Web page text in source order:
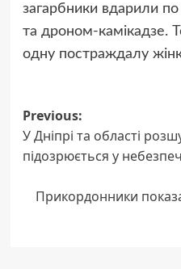
загарбники вдарили
та дроном-камікадзе.
одну постраждалу
Post
navigation
Previous:
У Дніпрі та області
підозрюється у
Прикордонники